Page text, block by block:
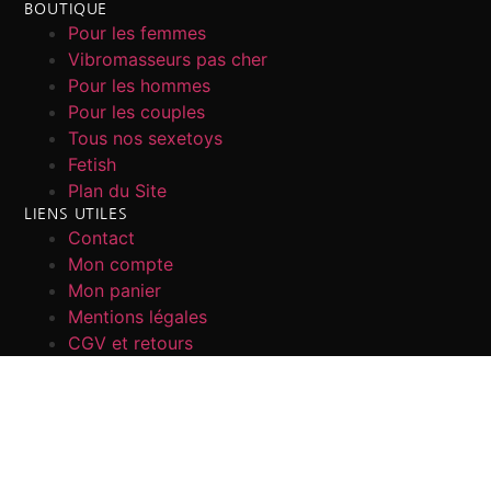
BOUTIQUE
Pour les femmes
Vibromasseurs pas cher
Pour les hommes
Pour les couples
Tous nos sexetoys
Fetish
Plan du Site
LIENS UTILES
Contact
Mon compte
Mon panier
Mentions légales
CGV et retours